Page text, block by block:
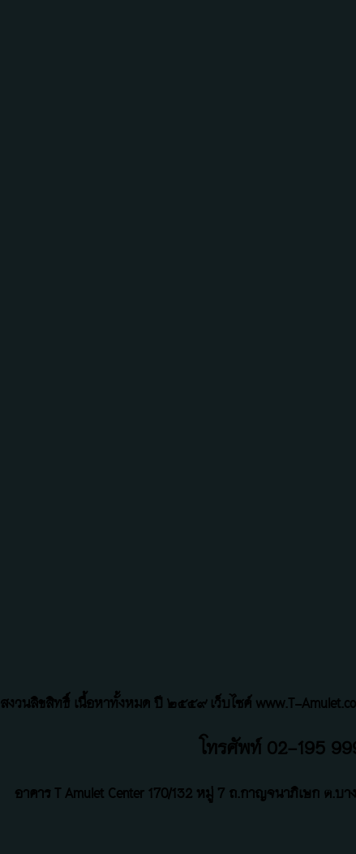
สงวนลิขสิทธิ์ เนื้อหาทั้งหมด ปี ๒๕๕๙ เว็บไซค์ www.T-
โทรศัพท์ 02-195
อาคาร T Amulet Center170/132 หมู่ 7 ถ.กาญจนาภิเษก ต.บา